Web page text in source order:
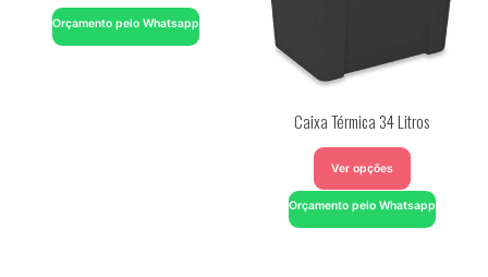
Orçamento pelo Whatsapp
Caixa Térmica 34 Litros
Ver opções
Orçamento pelo Whatsapp